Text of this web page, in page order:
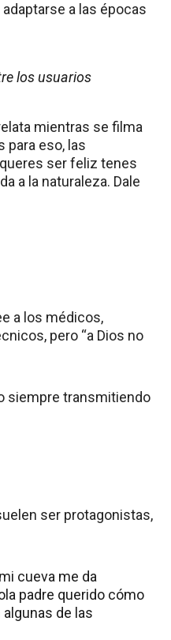
a las épocas
los usuarios
mientras se filma
para eso, las
ser feliz tenes
a la naturaleza. Dale
a los médicos,
pero “a Dios no
siempre transmitiendo
ser protagonistas,
cueva me da
padre querido cómo
de las